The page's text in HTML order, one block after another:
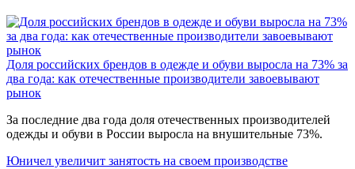
Доля российских брендов в одежде и обуви выросла на 73% за
два года: как отечественные производители завоевывают
рынок
За последние два года доля отечественных производителей
одежды и обуви в России выросла на внушительные 73%.
Юничел увеличит занятость на своем производстве